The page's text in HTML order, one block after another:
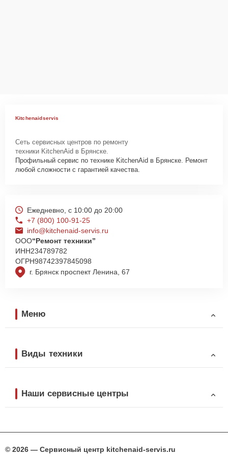
Для запуска процесса ремонта посудомоечной машины KitchenAid
специалисты оперативно проконсультируют по всем необходимым
вопросам, запишут на диагностику, подскажут с вариантами
курьерской доставки или оформят выезд мастера в удобное время
и место.
Kitchenaidservis
Сеть сервисных центров по ремонту
техники KitchenAid в Брянске.
Профильный сервис по технике KitchenAid в Брянске. Ремонт
любой сложности с гарантией качества.
г. Брянск проспект Ленина, 67
Ежедневно, с 10:00 до 20:00
+7 (800) 100-91-25
info@kitchenaid-servis.ru
ООО“Ремонт техники”
ИНН234789782
ОГРН98742397845098
Меню
Виды техники
Наши сервисные центры
© 2026 — Сервисный центр kitchenaid-servis.ru